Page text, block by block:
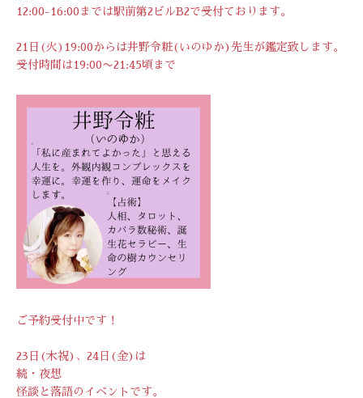
12:00-16:00までは駅前第2ビルB2で受付ております。
21日(火)19:00からは井野令粧(いのゆか)先生が鑑定致します。
受付時間は19:00〜21:45頃まで
ご予約受付中です！
23日(木祝)、24日(金)は
続・夜想
怪談と落語のイベントです。